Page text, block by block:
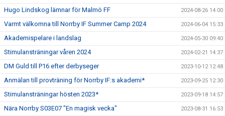
Hugo Lindskog lämnar för Malmö FF 2024-08-26 14:00
Varmt välkomna till Norrby IF Summer Camp 2024 2024-06-04 15:33
Akademispelare i landslag 2024-05-30 09:40
Stimulansträningar våren 2024 2024-02-21 14:37
DM Guld till P16 efter derbyseger 2023-10-12 12:48
Anmälan till provträning för Norrby IF:s akademi* 2023-09-25 12:30
Stimulansträningar hösten 2023* 2023-09-18 14:57
Nära Norrby S03E07 "En magisk vecka" 2023-08-31 16:53